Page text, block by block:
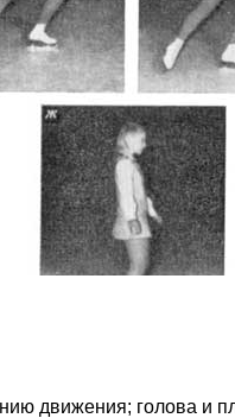
движения; голова и